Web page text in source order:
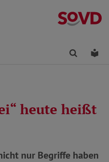
Finden
heute heißt
nur Begriffe haben